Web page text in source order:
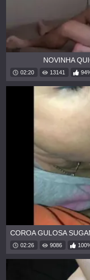
NOVINHA
02:20 13141
02:26 9086